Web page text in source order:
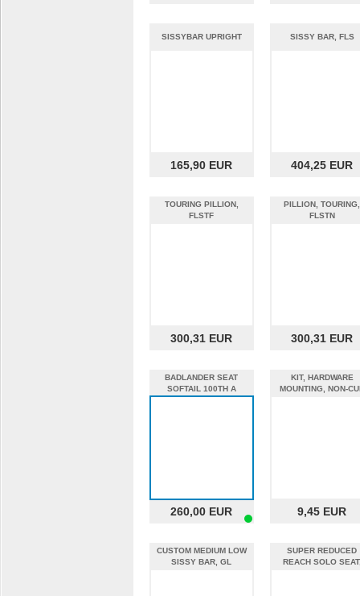
SISSYBAR UPRIGHT
165,90 EUR
SISSY BAR, FLS
404,25 EUR
TOURING PILLION,
FLSTF
300,31 EUR
PILLION, TOURING,
FLSTN
300,31 EUR
BADLANDER SEAT
SOFTAIL 100TH A
260,00 EUR
KIT, HARDWARE
MOUNTING, NON-
9,45 EUR
CUSTOM MEDIUM LOW
SISSY BAR, GL
SUPER REDUCED
REACH SOLO